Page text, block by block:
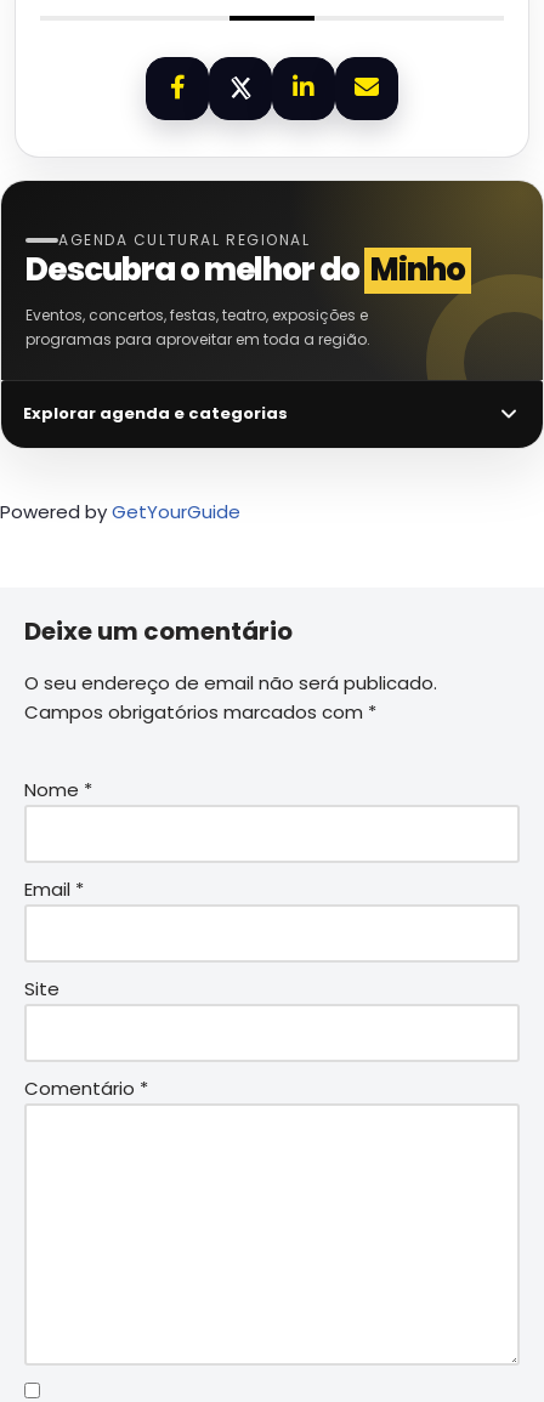
AGENDA CULTURAL REGIONAL
Descubra o melhor do Minho
Eventos, concertos, festas, teatro, exposições e
programas para aproveitar em toda a região.
Explorar agenda e categorias
Powered byGetYourGuide
Deixe um comentário
O seu endereço de email não será publicado.
Campos obrigatórios marcados com *
Nome *
Email *
Site
Comentário *